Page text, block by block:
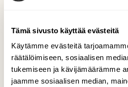
Tämä sivusto käyttää evästeitä
Käytämme evästeitä
räätälöimiseen, sosiaalisen
tukemiseen ja kävijämäärämme
jaamme sosiaalisen median,
järvimaisemaa